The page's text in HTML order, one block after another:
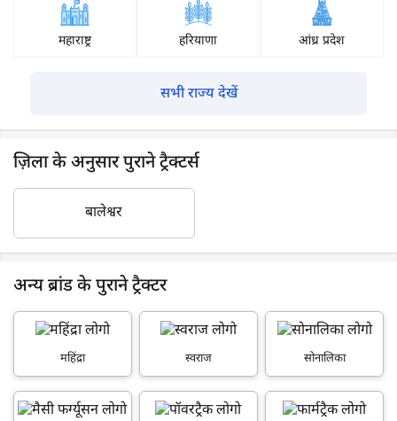
महाराष्ट्र हरियाणा आंध्र प्रदेश
सभी राज्य देखें
ज़िला के अनुसार पुराने ट्रैक्टर्स
बालेश्वर
अन्य ब्रांड के पुराने ट्रैक्टर
महिंद्रा स्वराज सोनालिका